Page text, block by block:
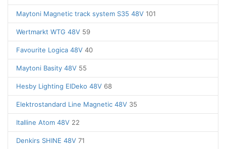
Maytoni Magnetic track system S35 48V 101
Wertmarkt WTG 48V 59
Favourite Logica 48V 40
Maytoni Basity 48V 55
Hesby Lighting ElDeko 48V 68
Elektrostandard Line Magnetic 48V 35
Italline Atom 48V 22
Denkirs SHINE 48V 71